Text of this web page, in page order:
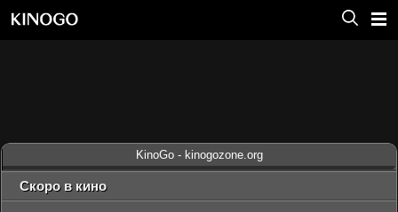
KinoGo - kinogozone.org
Скоро в кино